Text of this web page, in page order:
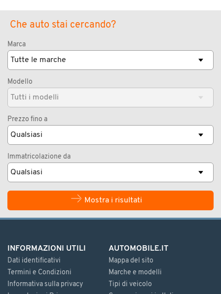
Che auto stai cercando?
Marca
Modello
Prezzo fino a
Immatricolazione da
Mostra i risultati
INFORMAZIONI UTILI
Dati identificativi
Termini e Condizioni
Informativa sulla privacy
AUTOMOBILE.IT
Mappa del sito
Marche e modelli
Tipi di veicolo